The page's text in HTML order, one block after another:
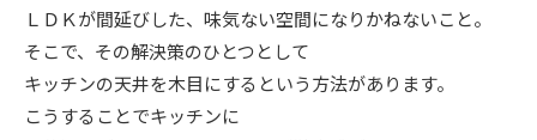
ニュース
イベント情報
ＬＤＫが間延びした、味気ない空間になりかねないこと。
そこで、その解決策のひとつとして
キッチンの天井を木目にするという方法があります。
こうすることでキッチンに